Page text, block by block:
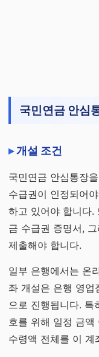
국민연금 안심
개설 조건
국민연금 안심통장
수급권이 인정되어
하고 있어야 합니다.
금 수급권 증명서,
제출해야 합니다.
일부 은행에서는 온
좌 개설은 은행 영업
으로 진행됩니다. 특
호를 위해 일정 금액
수령액 전체를 이 계